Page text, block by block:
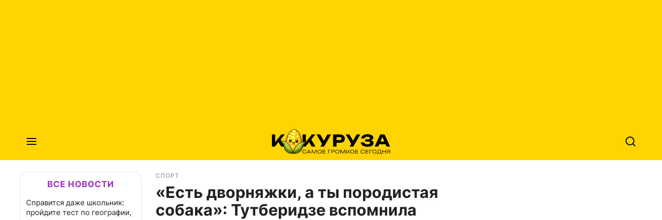
ВСЕ НОВОСТИ
Справится даже школьник:
пройдите тест по географии,
СПОРТ
«Есть дворняжки, а ты породистая
собака»: Тутберидзе вспомнила